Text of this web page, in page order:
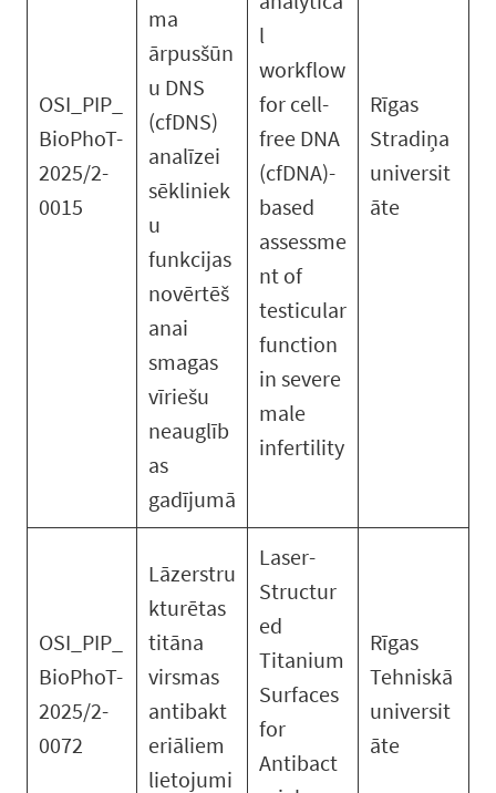
OSI_PIP_
BioPhoT-
2025/2-
0015
ma
ārpusšūn
u DNS
(cfDNS)
analīzei
sēkliniek
u
funkcijas
novērtēš
anai
smagas
vīriešu
neauglīb
as
gadījumā
l
workflow
for cell-
free DNA
(cfDNA)-
based
assessme
nt of
testicular
function
in severe
male
infertility
Rīgas
Stradiņa
universit
āte
OSI_PIP_
BioPhoT-
2025/2-
0072
Lāzerstru
kturētas
titāna
virsmas
antibakt
eriāliem
lietojumi
Laser-
Structur
ed
Titanium
Surfaces
for
Antibact
Rīgas
Tehniskā
universit
āte